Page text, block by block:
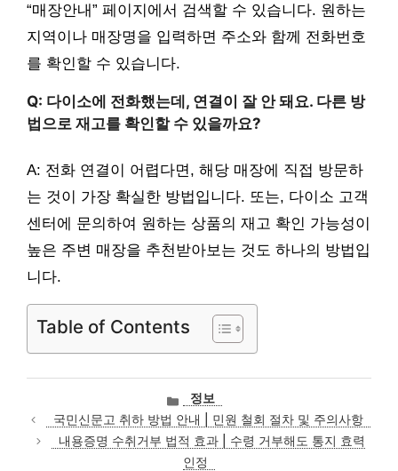
“매장안내” 페이지에서 검색할 수 있습니다. 원하는
지역이나 매장명을 입력하면 주소와 함께 전화번호
를 확인할 수 있습니다.
Q: 다이소에 전화했는데, 연결이 잘 안 돼요. 다른 방
법으로 재고를 확인할 수 있을까요?
A: 전화 연결이 어렵다면, 해당 매장에 직접 방문하
는 것이 가장 확실한 방법입니다. 또는, 다이소 고객
센터에 문의하여 원하는 상품의 재고 확인 가능성이
높은 주변 매장을 추천받아보는 것도 하나의 방법입
니다.
Table of Contents
카
테
고
리
정보
국민신문고 취하 방법 안내 | 민원 철회 절차 및 주의사항
내용증명 수취거부 법적 효과 | 수령 거부해도 통지 효력
인정